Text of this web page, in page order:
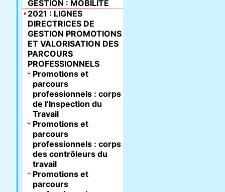
GESTION : MOBILITÉ
2021 : LIGNES
DIRECTRICES DE
GESTION PROMOTIONS
ET VALORISATION DES
PARCOURS
PROFESSIONNELS
Promotions et
parcours
professionnels : corps
de l’Inspection du
Travail
Promotions et
parcours
professionnels : corps
des contrôleurs du
travail
Promotions et
parcours